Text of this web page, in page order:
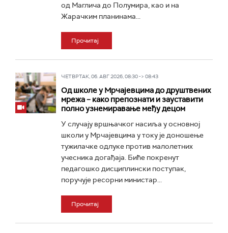
од Маглича до Полумира, као и на
Жарачким планинама...
Прочитај
ЧЕТВРТАК, 06. АВГ 2026, 08:30 -> 08:43
Од школе у Мрчајевцима до друштвених
мрежа – како препознати и зауставити
полно узнемиравање међу децом
У случају вршњачког насиља у основној
школи у Мрчајевцима у току је доношење
тужилачке одлуке против малолетних
учесника догађаја. Биће покренут
педагошко дисциплински поступак,
поручује ресорни министар...
Прочитај